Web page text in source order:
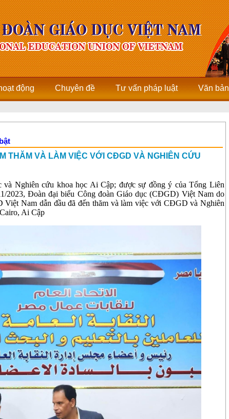
động Chuyên đề Tư vấn pháp luật Văn bản
THĂM VÀ LÀM VIỆC VỚI CĐGD VÀ NGHIÊN CỨU
và Nghiên cứu khoa học Ai Cập; được sự đồng ý của Tổng Liên
2023, Đoàn đại biểu Công đoàn Giáo dục (CĐGD) Việt Nam do
Nam dẫn đầu đã đến thăm và làm việc với CĐGD và Nghiên
Ai Cập